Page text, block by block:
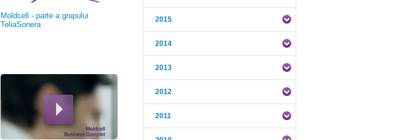
2015
2014
2013
2012
2011
Moldcell - parte a grupului
TeliaSonera